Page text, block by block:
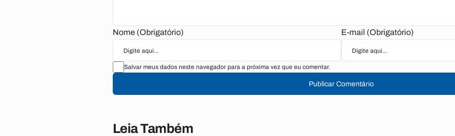
Nome (Obrigatório) E-mail (Obrigatório)
Salvar meus dados neste navegador para a próxima vez que eu comentar.
Publicar Comentário
Leia Também